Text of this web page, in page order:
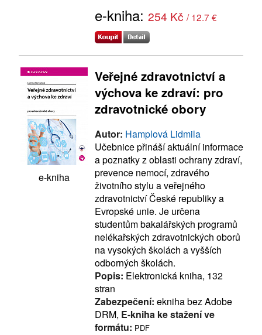
e-kniha: 254 Kč / 12.7 €
e-kniha
Veřejné zdravotnictví a
výchova ke zdraví: pro
zdravotnické obory
Autor: Hamplová Lidmila
Učebnice přináší aktuální informace
a poznatky z oblasti ochrany zdraví,
prevence nemocí, zdravého
životního stylu a veřejného
zdravotnictví České republiky a
Evropské unie. Je určena
studentům bakalářských programů
nelékařských zdravotnických oborů
na vysokých školách a vyšších
odborných školách.
Popis: Elektronická kniha, 132
stran
Zabezpečení: ekniha bez Adobe
DRM, E-kniha ke stažení ve
formátu: PDF